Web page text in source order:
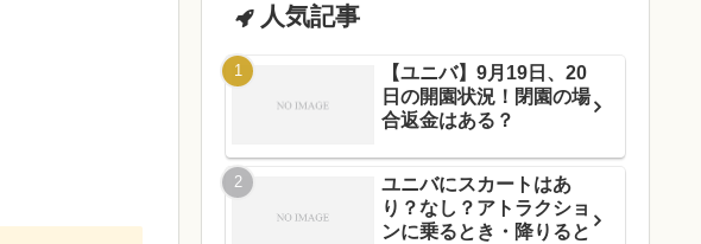
人気記事
【ユニバ】9月19日、20
日の開園状況！閉園の場
合返金はある？
ユニバにスカートはあ
り？なし？アトラクショ
ンに乗るとき・降りると